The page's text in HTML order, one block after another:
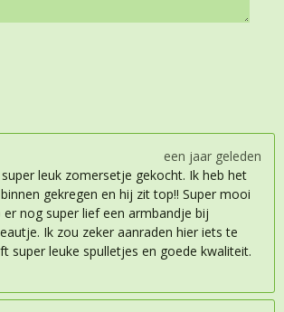
een jaar geleden
leuk zomersetje gekocht. Ik heb het
gekregen en hij zit top!! Super mooi
er nog super lief een armbandje bij
Ik zou zeker aanraden hier iets te
super leuke spulletjes en goede kwaliteit.